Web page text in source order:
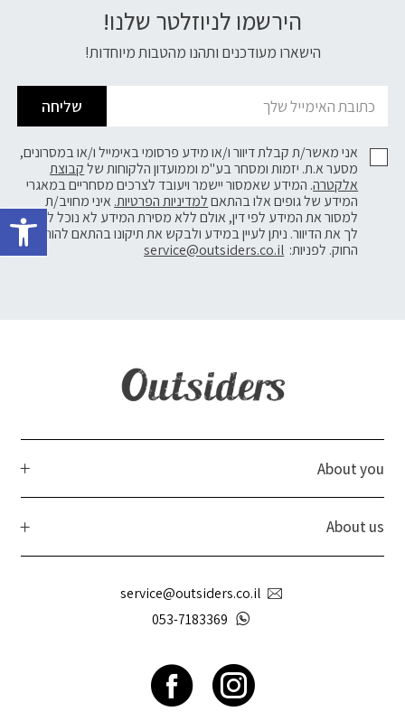
הירשמו לניוזלטר שלנו!
הישארו מעודכנים ותהנו מהטבות מיוחדות!
שליחה
אני מאשר/ת קבלת דיוור ו/או מידע פרסומי באימייל ו/או במסרונים,
מסער א.ת. יזמות ומסחר בע"מ וממועדון הלקוחות שלקבוצת
אלקטרה. המידע שאמסור יישמר ויעובד לצרכים מסחריים במאגרי
המידע של גופים אלו בהתאםלמדיניות הפרטיות. איני מחויב/ת
למסור את המידע לפי דין, אולם ללא מסירת המידע לא נוכל לשלוח
לך את הדיוור. ניתן לעיין במידע ולבקש את תיקונו בהתאם להוראות
החוק. לפניות: service@outsiders.co.il
About you
About us
service@outsiders.co.il
053-7183369